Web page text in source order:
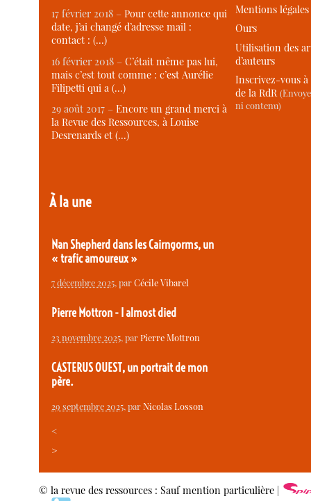
17 février 2018 –Pour cette annonce qui
date, j’ai changé d’adresse mail :
contact : (…)
16 février 2018 –C’était même pas lui,
mais c’est tout comme : c’est Aurélie
Filipetti qui a (…)
29 août 2017 –Encore un grand merci à
la Revue des Ressources, à Louise
Desrenards et (…)
À la une
Nan Shepherd dans les Cairngorms, un
« trafic amoureux »
7 décembre 2025, parCécile Vibarel
Pierre Mottron - I almost died
23 novembre 2025, parPierre Mottron
CASTERUS OUEST, un portrait de mon
père.
29 septembre 2025, parNicolas Losson
<
>
Mentions légales
Ours
Utilisation des
d’auteurs
Inscrivez-vous
de la RdR
ni contenu)
© la revue des ressources : Sauf mention particulière |